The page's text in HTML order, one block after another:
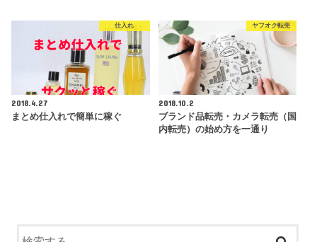
仕入れ
2018.4.27
まとめ仕入れで簡単に稼ぐ
ヤフオク転売
2018.10.2
ブランド品転売・カメラ転売（国
内転売）の始め方を一通り